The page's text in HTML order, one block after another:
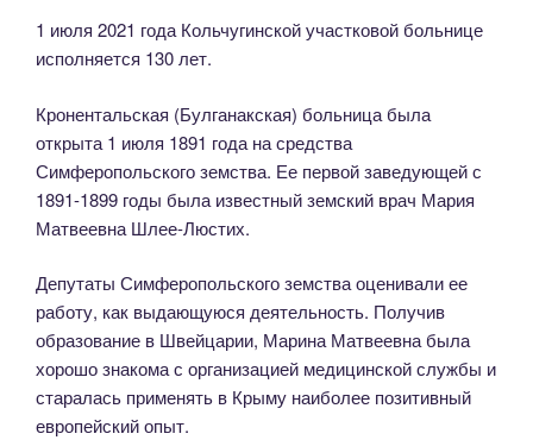
1 июля 2021 года Кольчугинской участковой больнице
исполняется 130 лет.
Кронентальская (Булганакская) больница была
открыта 1 июля 1891 года на средства
Симферопольского земства. Ее первой заведующей с
1891-1899 годы была известный земский врач Мария
Матвеевна Шлее-Люстих.
Депутаты Симферопольского земства оценивали ее
работу, как выдающуюся деятельность. Получив
образование в Швейцарии, Марина Матвеевна была
хорошо знакома с организацией медицинской службы и
старалась применять в Крыму наиболее позитивный
европейский опыт.